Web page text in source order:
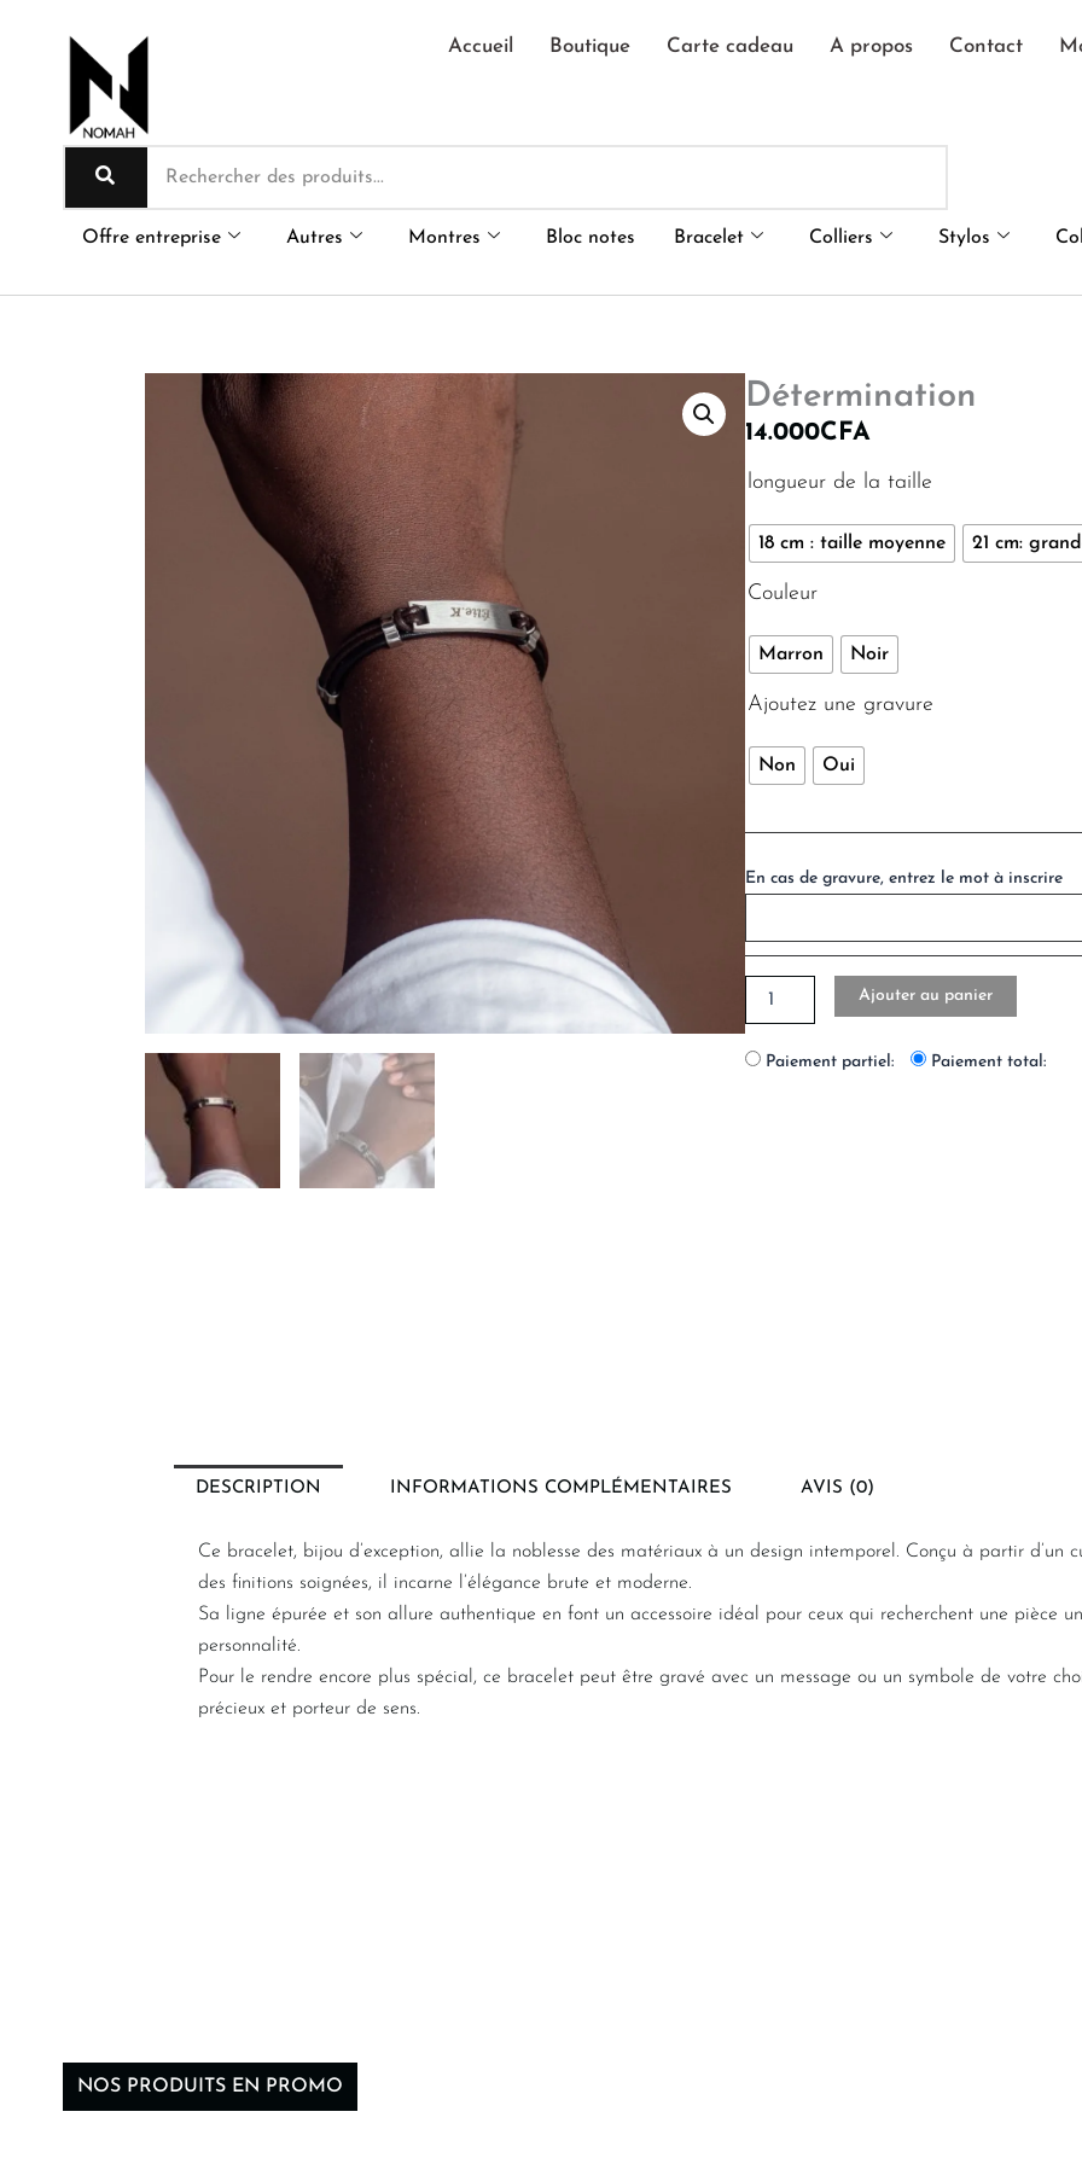
Accueil Boutique Carte cadeau A propos Contact
Offre entreprise Autres Montres Bloc notes Bracelet Colliers Stylos
Détermination
14.000CFA
longueur de la taille
18 cm : taille moyenne 21 cm:
Couleur
Marron Noir
Ajoutez une gravure
Non Oui
En cas de gravure, entrez le mot à inscrire
quantité
de
Ajouter au panier
Paiement partiel: Paiement total:
DESCRIPTION INFORMATIONS COMPLÉMENTAIRES AVIS (0)
Ce bracelet, bijou d’exception, allie la noblesse des matériaux à un design intemporel. Conçu à partir d’un
des finitions soignées, il incarne l’élégance brute et moderne.
Sa ligne épurée et son allure authentique en font un accessoire idéal pour ceux qui recherchent une pièce
personnalité.
Pour le rendre encore plus spécial, ce bracelet peut être gravé avec un message ou un symbole de votre
précieux et porteur de sens.
NOS PRODUITS EN PROMO